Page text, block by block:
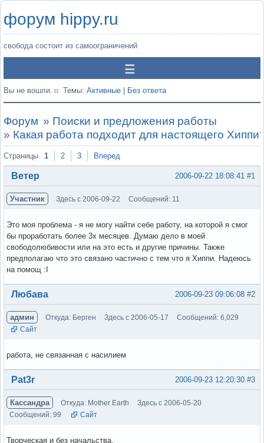
форум hippy.ru
свобода состоит из самоограничений
Вы не вошли. Темы: Активные Без ответа
Форум » Поиски и предложения работы
» Какая работа подходит для настоящего
Страницы 1 2 3 Вперед
#1
2006-09-22 18:08:41
Ветер
Участник Здесь с 2006-09-22 Сообщений: 11
Это моя проблема - я не могу найти себе работу, на которой я смог
бы проработать более 3х месяцев. Думаю дело в моей
свободолюбивости или на это есть и другие причины. Также
предполагаю что это связано частично с тем что я Хиппи. Надеюсь
на помощ :I
Вне форума #2
2006-09-23 09:06:08
Любава
админ Откуда: Берген Здесь с 2006-05-17
Сообщений: 6,029
Сайт
работа, не связанная с насилием
Вне форума #3
2006-09-23 12:20:30
Pat3r
Кассандра Откуда: Mother Earth
Здесь с 2006-05-20
Сообщений: 99
Сайт
Творческая и без начальства.